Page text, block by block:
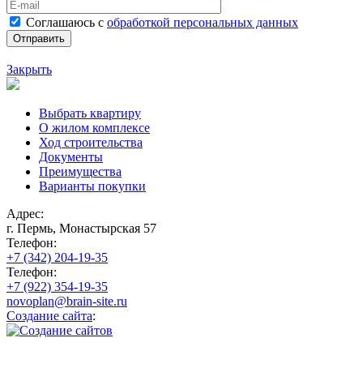
Соглашаюсь с обработкой персональных данных
Закрыть
Выбрать квартиру
О жилом комплексе
Ход строительства
Документы
Преимущества
Варианты покупки
Адрес:
г. Пермь, Монастырская 57
Телефон:
+7 (342) 204-19-35
Телефон:
+7 (922) 354-19-35
novoplan@brain-site.ru
Создание сайта: